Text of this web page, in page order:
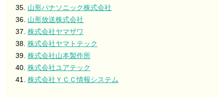
山形パナソニック株式会社
山形放送株式会社
株式会社ヤマザワ
株式会社ヤマトテック
株式会社山本製作所
株式会社ユアテック
株式会社ＹＣＣ情報システム